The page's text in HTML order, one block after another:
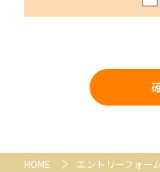
お問い合わせ窓口
HOME エントリーフォー